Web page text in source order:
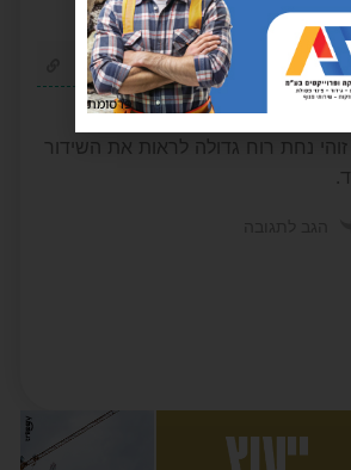
נחת רוח גדולה לראות את השידור
פרסומת